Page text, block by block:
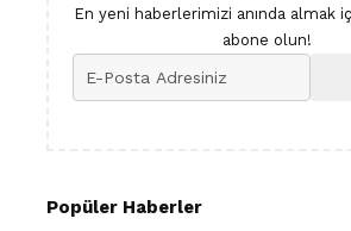
En yeni haberlerimizi anında almak
abone olun!
Popüler Haberler